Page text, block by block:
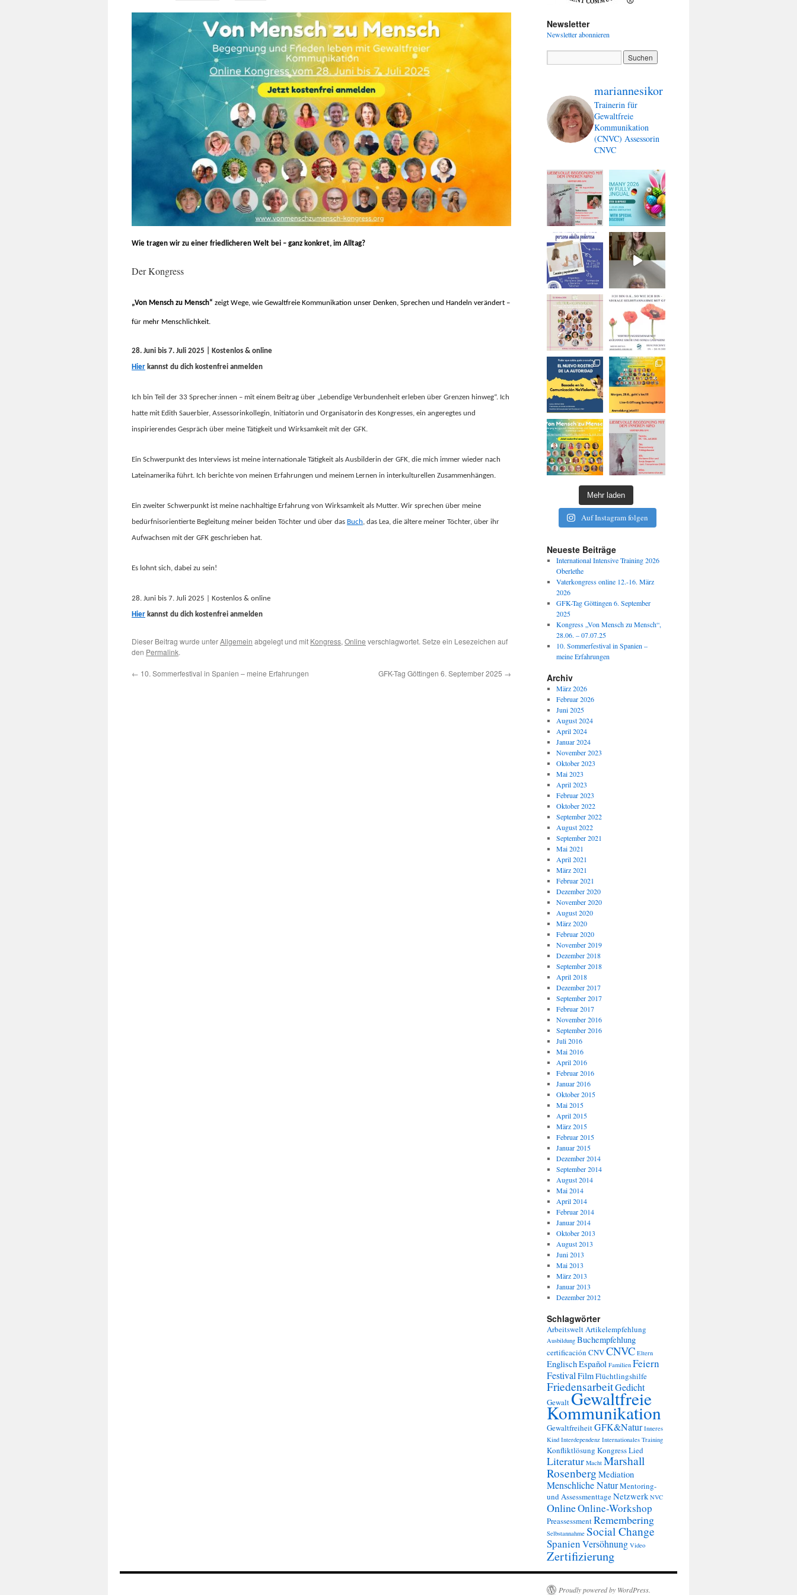
Wie tragen wir zu einer friedlicheren Welt bei – ganz konkret, im Alltag?
Der Kongress
„Von Mensch zu Mensch“ zeigt Wege, wie Gewaltfreie Kommunikation unser Denken, Sprechen und Handeln verändert –
für mehr Menschlichkeit.
28. Juni bis 7. Juli 2025 | Kostenlos & online
Hier kannst du dich kostenfrei anmelden
Ich bin Teil der 33 Sprecher:innen – mit einem Beitrag über „Lebendige Verbundenheit erleben über Grenzen hinweg“. Ich
hatte mit Edith Sauerbier, Assessorinkollegin, Initiatorin und Organisatorin des Kongresses, ein angeregtes und
inspirierendes Gespräch über meine Tätigkeit und Wirksamkeit mit der GFK.
Ein Schwerpunkt des Interviews ist meine internationale Tätigkeit als Ausbilderin der GFK, die mich immer wieder nach
Lateinamerika führt. Ich berichte von meinen Erfahrungen und meinem Lernen in interkulturellen Zusammenhängen.
Ein zweiter Schwerpunkt ist meine nachhaltige Erfahrung von Wirksamkeit als Mutter. Wir sprechen über meine
bedürfnisorientierte Begleitung meiner beiden Töchter und über das Buch, das Lea, die ältere meiner Töchter, über ihr
Aufwachsen mit der GFK geschrieben hat.
Es lohnt sich, dabei zu sein!
28. Juni bis 7. Juli 2025 | Kostenlos & online
Hier kannst du dich kostenfrei anmelden
Dieser Beitrag wurde unterAllgemein abgelegt und mit Kongress, Online verschlagwortet. Setze ein Lesezeichen auf
den Permalink.
← 10. Sommerfestival in Spanien – meine Erfahrungen GFK-Tag Göttingen 6. September 2025 →
Newsletter
Newsletter abonnieren
mariannesikor
Trainerin für
Gewaltfreie
Kommunikation
(CNVC) Assessorin
CNVC
Mehr laden
Auf Instagram folgen
Neueste Beiträge
International Intensive Training 2026
Oberlethe
Vaterkongress online 12.-16. März
2026
GFK-Tag Göttingen 6. September
2025
Kongress „Von Mensch zu Mensch“,
28.06. – 07.07.25
10. Sommerfestival in Spanien –
meine Erfahrungen
Archiv
März 2026
Februar 2026
Juni 2025
August 2024
April 2024
Januar 2024
November 2023
Oktober 2023
Mai 2023
April 2023
Februar 2023
Oktober 2022
September 2022
August 2022
September 2021
Mai 2021
April 2021
März 2021
Februar 2021
Dezember 2020
November 2020
August 2020
März 2020
Februar 2020
November 2019
Dezember 2018
September 2018
April 2018
Dezember 2017
September 2017
Februar 2017
November 2016
September 2016
Juli 2016
Mai 2016
April 2016
Februar 2016
Januar 2016
Oktober 2015
Mai 2015
April 2015
März 2015
Februar 2015
Januar 2015
Dezember 2014
September 2014
August 2014
Mai 2014
April 2014
Februar 2014
Januar 2014
Oktober 2013
August 2013
Juni 2013
Mai 2013
März 2013
Januar 2013
Dezember 2012
Schlagwörter
ArbeitsweltArtikelempfehlung
Ausbildung Buchempfehlung
certificación CNVCNVC Eltern
EnglischEspañol Familien Feiern
Festival FilmFlüchtlingshilfe
FriedensarbeitGedicht
Gewalt Gewaltfreie
Kommunikation
GewaltfreiheitGFK&Natur Inneres
Kind Interdependenz Internationales Training
Konfliktlösung KongressLied
Literatur Macht Marshall
Rosenberg Mediation
Menschliche NaturMentoring-
und AssessmenttageNetzwerk NVC
OnlineOnline-Workshop
PreassessmentRemembering
Selbstannahme Social Change
SpanienVersöhnung Video
Zertifizierung
Proudly powered by WordPress.